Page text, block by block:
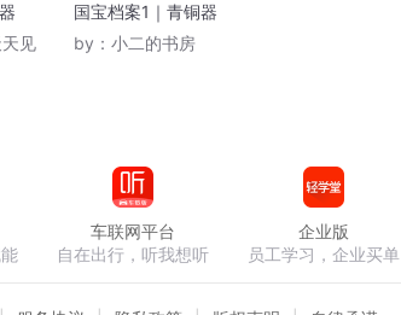
见
国宝档案1｜青铜器
by： 小二的书房
车联网平台
自在出行，听我想听
企业版
员工学习，企业买单